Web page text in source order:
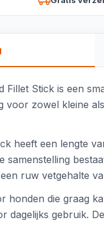
Fillet Stick is een
voor zowel kleine
heeft een lengte
samenstelling
ruw vetgehalte
honden die graag
dagelijks gebruik.